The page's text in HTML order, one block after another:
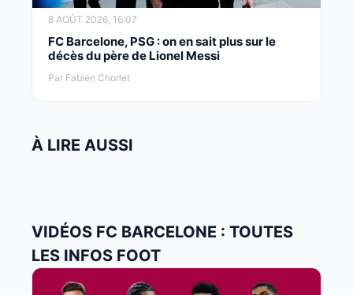
8 AOÛT 2026, 16:07
FC Barcelone, PSG : on en sait plus sur le
décès du père de Lionel Messi
Par Fabien Chorlet
À LIRE AUSSI
VIDÉOS FC BARCELONE : TOUTES
LES INFOS FOOT